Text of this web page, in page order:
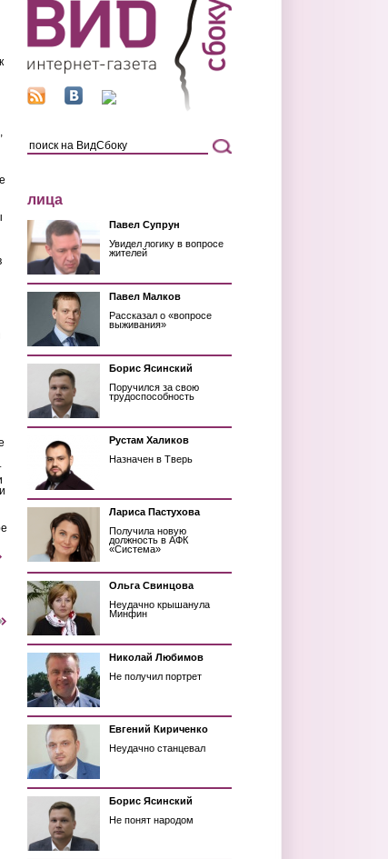
лица
Павел Супрун
Увидел логику в вопросе
жителей
Павел Малков
Рассказал о «вопросе
выживания»
Борис Ясинский
Поручился за свою
трудоспособность
Рустам Халиков
Назначен в Тверь
Лариса Пастухова
Получила новую
должность в АФК
«Система»
Ольга Свинцова
Неудачно крышанула
Минфин
Николай Любимов
Не получил портрет
Евгений Кириченко
Неудачно станцевал
Борис Ясинский
Не понят народом